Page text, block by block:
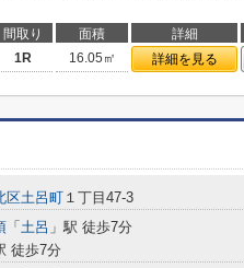
間取り 面積 詳細
1R 16.05㎡ 詳細を見る
区土呂町 １丁目47-3
「 土呂 」駅 徒歩7分
徒歩7分